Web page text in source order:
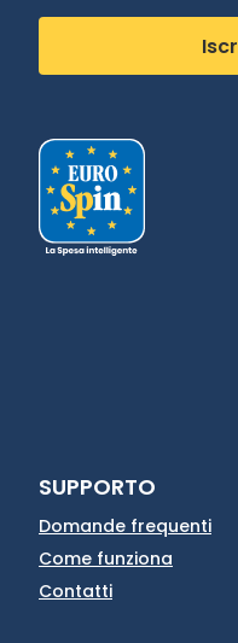
SUPPORTO
Domande frequenti
Come funziona
Contatti